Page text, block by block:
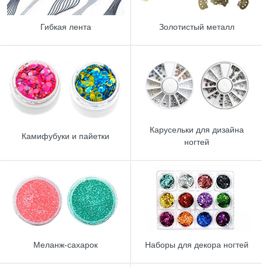
Гибкая лента Золотистый металл
Камифубуки и пайетки
Карусельки для дизайна
ногтей
Меланж-сахарок Наборы для декора ногтей